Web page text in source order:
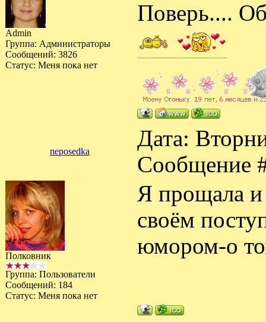
Admin
Группа: Администраторы
Сообщений: 3826
Статус: Меня пока нет
Поверь....
neposedka
Дата:
Сообщение
Полковник
Группа: Пользователи
Сообщений: 184
Статус: Меня пока нет
Я прощала и
своём
юмором-о